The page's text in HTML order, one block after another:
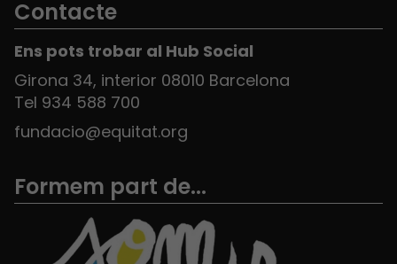
Contacte
Ens pots trobar al Hub Social
Girona 34, interior 08010 Barcelona
Tel 934 588 700
fundacio@equitat.org
Formem part de...